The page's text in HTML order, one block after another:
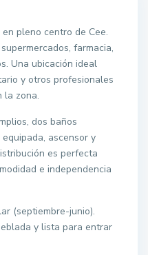
pleno centro de Cee.
farmacia,
Una ubicación ideal
y otros profesionales
la zona.
dos baños
ascensor y
es perfecta
e independencia
(septiembre-junio).
y lista para entrar